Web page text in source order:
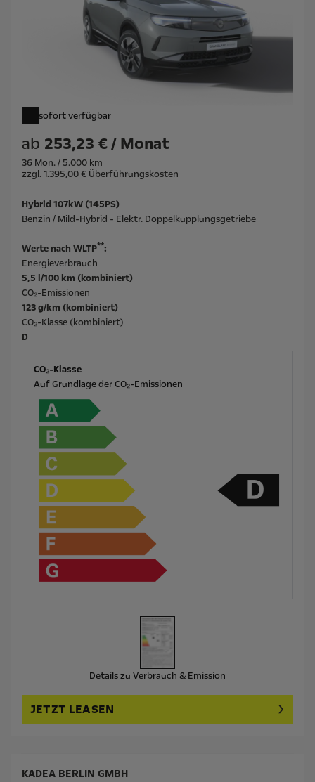
sofort verfügbar
ab 253,23 € / Monat
36 Mon. / 5.000 km
zzgl. 1.395,00 € Überführungskosten
Hybrid 107kW (145PS)
Benzin / Mild-Hybrid - Elektr. Doppelkupplungsgetriebe
Werte nach WLTP**:
Energieverbrauch
5,5 l/100 km (kombiniert)
CO₂-Emissionen
123 g/km (kombiniert)
CO₂-Klasse (kombiniert)
D
CO₂-Klasse
Auf Grundlage der CO₂-Emissionen
Details zu Verbrauch & Emission
JETZT LEASEN
KADEA BERLIN GMBH